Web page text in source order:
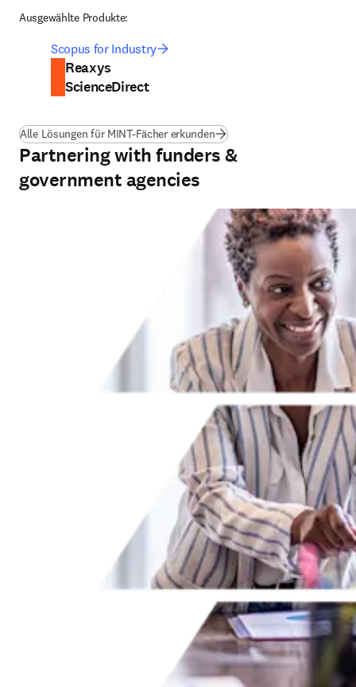
Ausgewählte Produkte:
Scopus for Industry
Reaxys
ScienceDirect
Alle Lösungen für MINT-Fächer erkunden
Partnering with funders &
government agencies